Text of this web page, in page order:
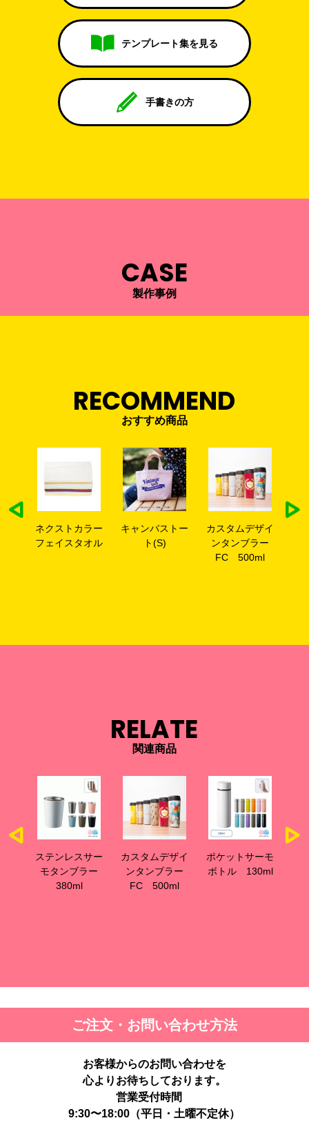
テンプレート集を見る
手書きの方
CASE
製作事例
RECOMMEND
おすすめ商品
キャンバストー
ト(S)
カスタムデザイ
ンタンブラー
全面プリントT
シャツ
RELATE
関連商品
カスタムデザイ
ンタンブラー
FC 500ml
ポケットサーモ
ボトル 130ml
カスタムデザイ
ンタンブラー
ご注文・お問い合わせ方法
お客様からのお問い合わせを
心よりお待ちしております。
営業受付時間
9:30〜18:00（平日・土曜不定休）